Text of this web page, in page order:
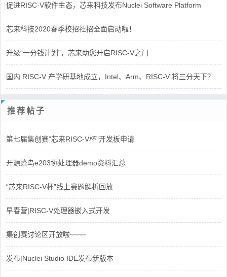
促进RISC-V软件生态，芯来科技发布Nuclei Software Platform
芯来科技2020春季校招社招全面启动啦！
升级“一分钱计划”，芯来助您开启RISC-V之门
国内 RISC-V 产学研基地成立，Intel、Arm、RISC-V 将三分天下？
推荐帖子
第七届集创赛“芯来RISC-V杯”开发板申请
开源蜂鸟e203协处理器demo资料汇总
“芯来RISC-V杯”线上赛题解析回放
早春营|RISC-V处理器嵌入式开发
集创赛讨论区开放啦~~~~
发布|Nuclei Studio IDE发布新版本